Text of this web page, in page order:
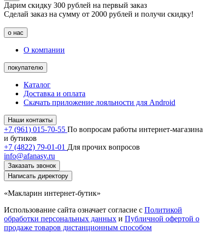
Дарим скидку 300 рублей на первый заказ
Сделай заказ на сумму от 2000 рублей и получи скидку!
о нас
О компании
покупателю
Каталог
Доставка и оплата
Скачать приложение лояльности для Android
Наши контакты
+7 (961) 015-70-55 По вопросам работы интернет-магазина
и бутиков
+7 (4822) 79-01-01 Для прочих вопросов
info@afanasy.ru
Заказать звонок
Написать директору
«Макларин интернет-бутик»
Использование сайта означает согласие с Политикой
обработки персональных данных и Публичной офертой о
продаже товаров дистанционным способом